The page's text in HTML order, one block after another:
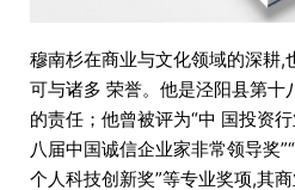
穆南杉在商业与文化领域的深耕,
可与诸多 荣誉。他是泾阳县第十
的责任；他曾被评为“中 国投资
八届中国诚信企业家非常领导奖
个人科技创新奖”等专业奖项,其